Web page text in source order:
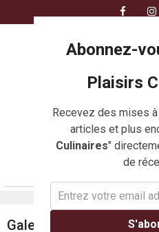
to
Galettes de quinoa,
Abonnez-
Plaisirs
Recevez des mises
articles et plus
Culinaires"
de